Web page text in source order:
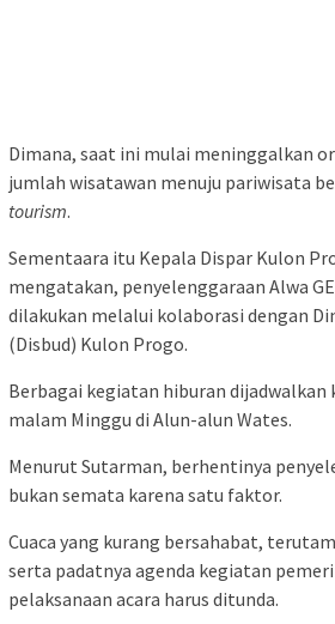
Dimana, saat ini mulai meninggalkan
jumlah wisatawan menuju pariwisata
tourism.
Sementaara itu Kepala Dispar Kulon
mengatakan, penyelenggaraan Alwa
dilakukan melalui kolaborasi dengan
(Disbud) Kulon Progo.
Berbagai kegiatan hiburan dijadwalkan
malam Minggu di Alun-alun Wates.
Menurut Sutarman, berhentinya
bukan semata karena satu faktor.
Cuaca yang kurang bersahabat,
serta padatnya agenda kegiatan
pelaksanaan acara harus ditunda.